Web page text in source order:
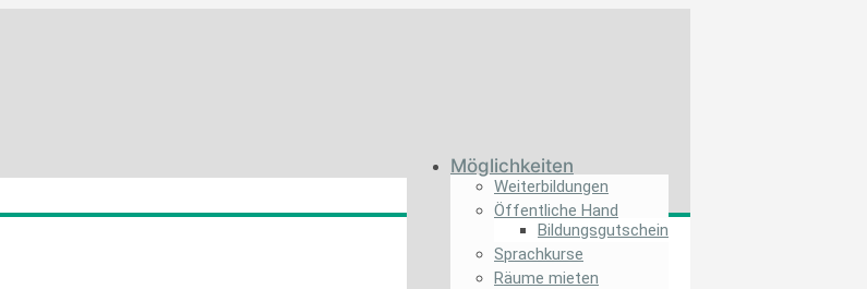
Möglichkeiten
Weiterbildungen
Öffentliche Hand
Bildungs­gutschein
Sprachkurse
Räume mieten